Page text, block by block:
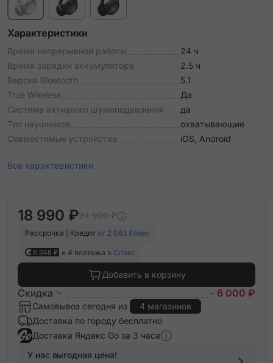
Характеристики
Время непрерывной работы
24 ч
Время зарядки аккумулятора
2.5 ч
Версия Bluetooth
5.1
True Wireless
Да
Система активного шумоподавления
да
Тип наушников
охватывающие
Совместимые устройства
iOS, Android
Все характеристики
18 990 ₽24 990 ₽
Рассрочка | Кредит от 2 083 ₽/мес
6 248 ₽ × 4 платежа в Сплит
Добавить в корзину
Скидка - 6 000 ₽
Самовывоз сегодня из
4 магазинов
Доставка по городу бесплатно
Доставка Яндекс Go за 3 часа
У нас выгодная цена!